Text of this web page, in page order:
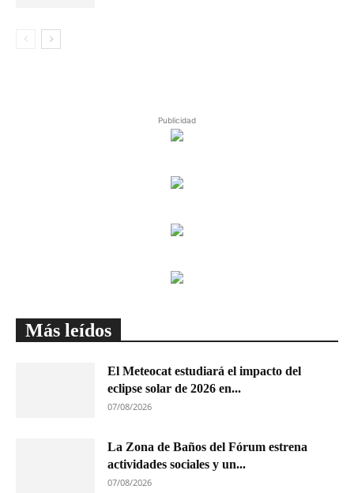
Publicidad
Más leídos
El Meteocat estudiará el impacto del
eclipse solar de 2026 en...
07/08/2026
La Zona de Baños del Fórum estrena
actividades sociales y un...
07/08/2026